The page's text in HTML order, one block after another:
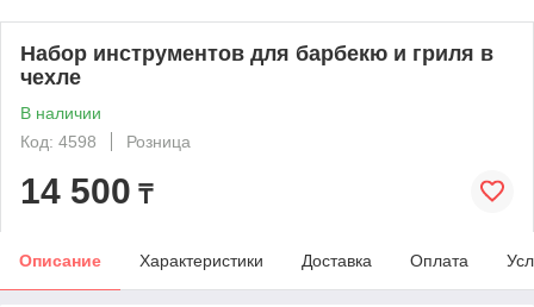
Набор инструментов для барбекю и гриля в
чехле
В наличии
Код: 4598
Розница
14 500 ₸
Описание Характеристики Доставка Оплата